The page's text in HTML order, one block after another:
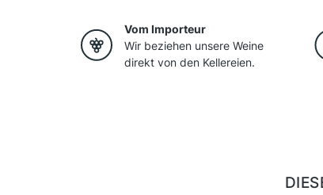
Vom Importeur
Wir beziehen unsere Weine
direkt von den Kellereien.